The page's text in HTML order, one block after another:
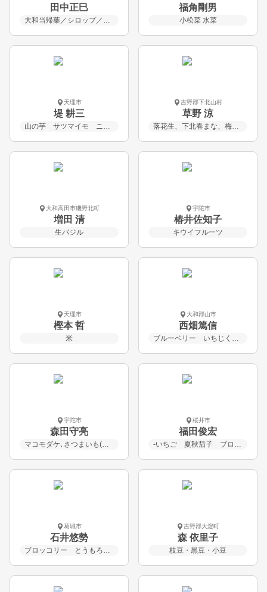
田中正巳
大和当帰葉／シロップ／ドレッシング／カレー／お茶 ほか
福角剛男
小松菜 水菜
天理市
堤 耕三
山の芋 サツマイモ ニンニク サラダゴボウ
吉野郡下北山村
草野 涼
落花生、下北春まな、梅、丸オクラ、枝豆、里芋
大和高田市磯野北町
増田 清
生バジル
宇陀市
椿井佐知子
キウイフルーツ
天理市
樫本 哲
米
大和郡山市
西畑篤信
ブルーベリー いちじく ブルーベリー ハチミツ
宇陀市
森田守亮
マコモダケ､さつまいも(紅はるか)､タマネギ､ほうれん草など
桜井市
福田俊宏
-いちご 夏秋茄子 ブロッコリー カリフラワー お米
葛城市
石井悠勢
ブロッコリー とうもろこし なす
吉野郡大淀町
森 依里子
枝豆・黒豆・小豆